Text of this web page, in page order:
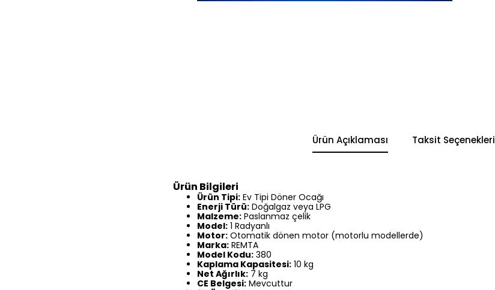
Ürün Açıklaması Taksit Seçenekleri
Ürün Bilgileri
Ürün Tipi: Ev Tipi Döner Ocağı
Enerji Türü: Doğalgaz veya LPG
Malzeme: Paslanmaz çelik
Model: 1 Radyanlı
Motor: Otomatik dönen motor (motorlu modellerde)
Marka: REMTA
Model Kodu: 380
Kaplama Kapasitesi: 10 kg
Net Ağırlık: 7 kg
CE Belgesi: Mevcuttur